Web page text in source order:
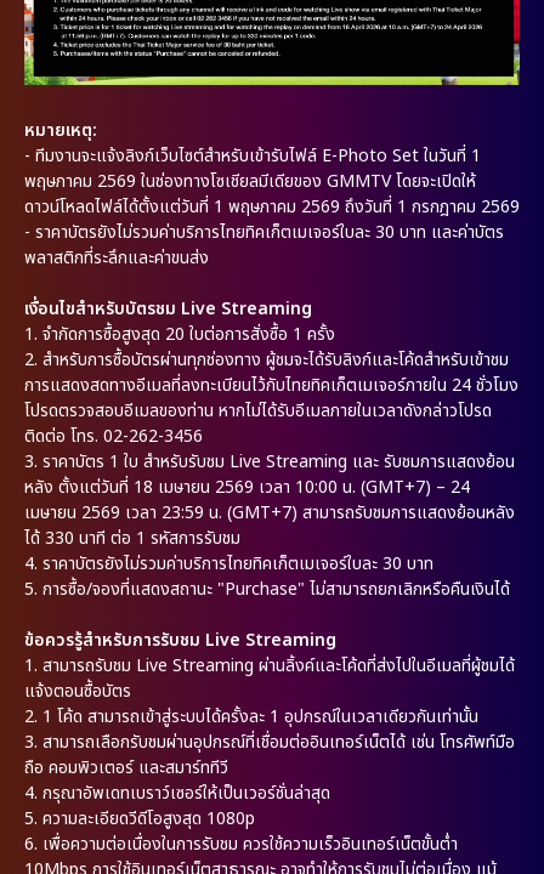
หมายเหตุ:
- ทีมงานจะแจ้งลิงก์เว็บไซต์สำหรับเข้ารับไฟล์ E-Photo Set ในวันที่ 1
พฤษภาคม 2569 ในช่องทางโซเชียลมีเดียของ GMMTV โดยจะเปิดให้
ดาวน์โหลดไฟล์ได้ตั้งแต่วันที่ 1 พฤษภาคม 2569 ถึงวันที่ 1 กรกฎาคม 2569
- ราคาบัตรยังไม่รวมค่าบริการไทยทิคเก็ตเมเจอร์ใบละ 30 บาท และค่าบัตร
พลาสติกที่ระลึกและค่าขนส่ง
เงื่อนไขสำหรับบัตรชม Live Streaming
1. จำกัดการซื้อสูงสุด 20 ใบต่อการสั่งซื้อ 1 ครั้ง
2. สำหรับการซื้อบัตรผ่านทุกช่องทาง ผู้ชมจะได้รับลิงก์และโค้ดสำหรับเข้าชม
การแสดงสดทางอีเมลที่ลงทะเบียนไว้กับไทยทิคเก็ตเมเจอร์ภายใน 24 ชั่วโมง
โปรดตรวจสอบอีเมลของท่าน หากไม่ได้รับอีเมลภายในเวลาดังกล่าวโปรด
ติดต่อ โทร. 02-262-3456
3. ราคาบัตร 1 ใบ สำหรับรับชม Live Streaming และ รับชมการแสดงย้อน
หลัง ตั้งแต่วันที่ 18 เมษายน 2569 เวลา 10:00 น. (GMT+7) – 24
เมษายน 2569 เวลา 23:59 น. (GMT+7) สามารถรับชมการแสดงย้อนหลัง
ได้ 330 นาที ต่อ 1 รหัสการรับชม
4. ราคาบัตรยังไม่รวมค่าบริการไทยทิคเก็ตเมเจอร์ใบละ 30 บาท
5. การซื้อ/จองที่แสดงสถานะ "Purchase" ไม่สามารถยกเลิกหรือคืนเงินได้
ข้อควรรู้สำหรับการรับชม Live Streaming
1. สามารถรับชม Live Streaming ผ่านลิ้งค์และโค้ดที่ส่งไปในอีเมลที่ผู้ชมได้
แจ้งตอนซื้อบัตร
2. 1 โค้ด สามารถเข้าสู่ระบบได้ครั้งละ 1 อุปกรณ์ในเวลาเดียวกันเท่านั้น
3. สามารถเลือกรับชมผ่านอุปกรณ์ที่เชื่อมต่ออินเทอร์เน็ตได้ เช่น โทรศัพท์มือ
ถือ คอมพิวเตอร์ และสมาร์ททีวี
4. กรุณาอัพเดทเบราว์เซอร์ให้เป็นเวอร์ชั่นล่าสุด
5. ความละเอียดวีดีโอสูงสุด 1080p
6. เพื่อความต่อเนื่องในการรับชม ควรใช้ความเร็วอินเทอร์เน็ตขั้นต่ำ